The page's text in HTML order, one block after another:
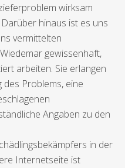
wirksam
hinaus ist es uns
vermittelten
gewissenhaft,
arbeiten. Sie erlangen
Problems, eine
Angaben zu den
in der
Internetseite ist